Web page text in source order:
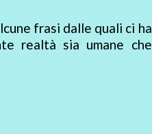
frasi dalle quali ci ha
realtà sia umane che